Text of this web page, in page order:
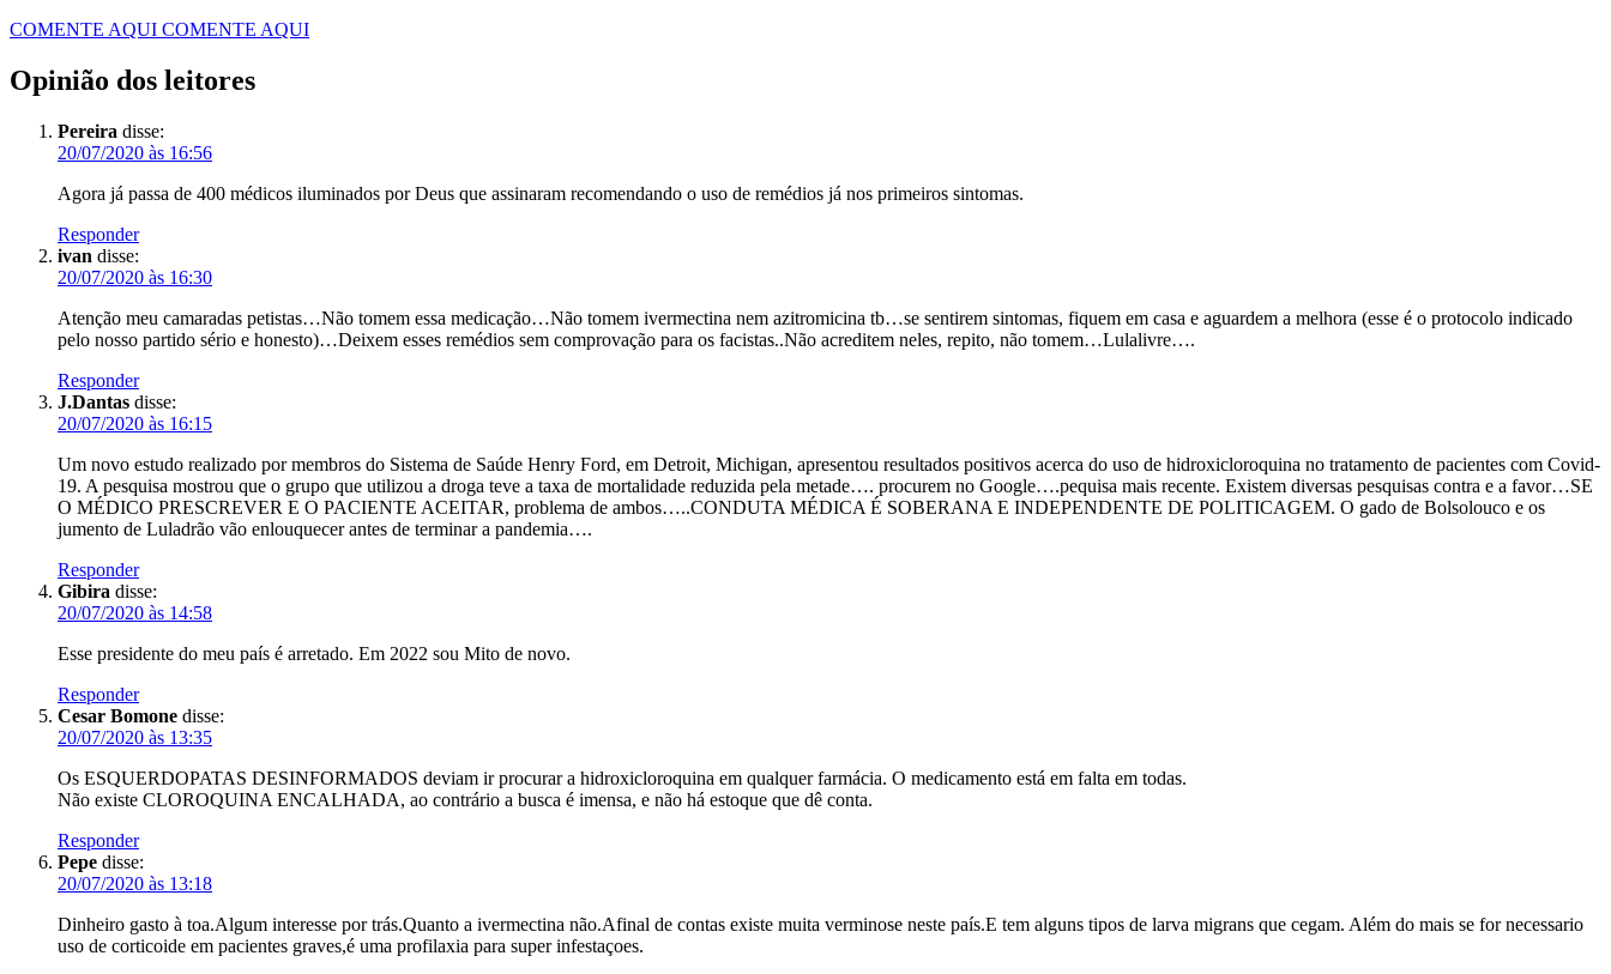
COMENTE AQUI COMENTE AQUI
Opinião dos leitores
Pereira disse:
20/07/2020 às 16:56
Agora já passa de 400 médicos iluminados por Deus que assinaram recomendando o uso de remédios já nos primeiros sintomas.
Responder
ivan disse:
20/07/2020 às 16:30
Atenção meu camaradas petistas…Não tomem essa medicação…Não tomem ivermectina nem azitromicina tb…se sentirem sintomas, fiquem em casa e aguardem a melhora (esse é o protocolo indicado
pelo nosso partido sério e honesto)…Deixem esses remédios sem comprovação para os facistas..Não acreditem neles, repito, não tomem…Lulalivre….
Responder
J.Dantas disse:
20/07/2020 às 16:15
Um novo estudo realizado por membros do Sistema de Saúde Henry Ford, em Detroit, Michigan, apresentou resultados positivos acerca do uso de hidroxicloroquina no tratamento de pacientes com Covid-
19. A pesquisa mostrou que o grupo que utilizou a droga teve a taxa de mortalidade reduzida pela metade…. procurem no Google….pequisa mais recente. Existem diversas pesquisas contra e a favor…SE
O MÉDICO PRESCREVER E O PACIENTE ACEITAR, problema de ambos…..CONDUTA MÉDICA É SOBERANA E INDEPENDENTE DE POLITICAGEM. O gado de Bolsolouco e os
jumento de Luladrão vão enlouquecer antes de terminar a pandemia….
Responder
Gibira disse:
20/07/2020 às 14:58
Esse presidente do meu país é arretado. Em 2022 sou Mito de novo.
Responder
Cesar Bomone disse:
20/07/2020 às 13:35
Os ESQUERDOPATAS DESINFORMADOS deviam ir procurar a hidroxicloroquina em qualquer farmácia. O medicamento está em falta em todas.
Não existe CLOROQUINA ENCALHADA, ao contrário a busca é imensa, e não há estoque que dê conta.
Responder
Pepe disse:
20/07/2020 às 13:18
Dinheiro gasto à toa.Algum interesse por trás.Quanto a ivermectina não.Afinal de contas existe muita verminose neste país.E tem alguns tipos de larva migrans que cegam. Além do mais se for necessario
uso de corticoide em pacientes graves,é uma profilaxia para super infestaçoes.